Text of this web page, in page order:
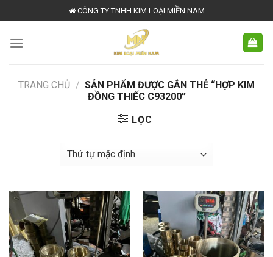
to
content
CÔNG TY TNHH KIM LOẠI MIỀN NAM
TRANG CHỦ / SẢN PHẨM ĐƯỢC GẮN THẺ “HỢP KIM
ĐỒNG THIẾC C93200”
LỌC